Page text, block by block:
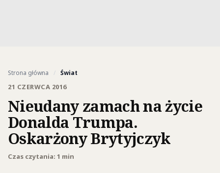
Strona główna / Świat
21 CZERWCA 2016
Nieudany zamach na życie
Donalda Trumpa.
Oskarżony Brytyjczyk
Czas czytania: 1 min